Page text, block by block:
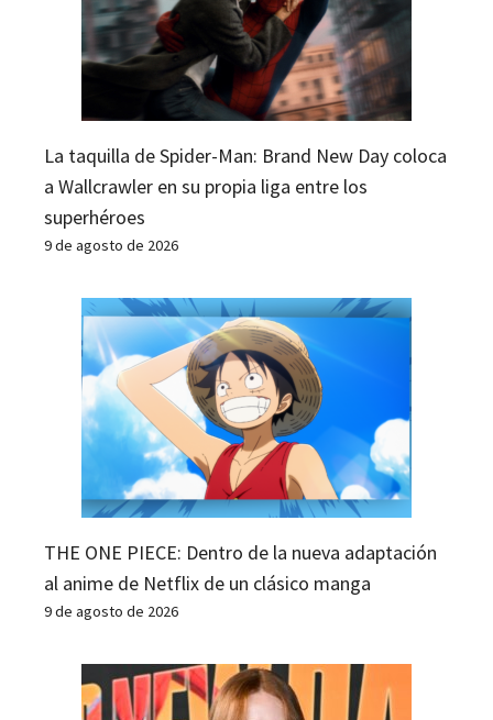
La taquilla de Spider-Man: Brand New Day coloca
a Wallcrawler en su propia liga entre los
superhéroes
9 de agosto de 2026
THE ONE PIECE: Dentro de la nueva adaptación
al anime de Netflix de un clásico manga
9 de agosto de 2026